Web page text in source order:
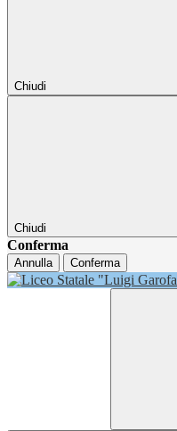
Chiudi
Chiudi
Conferma
Annulla Conferma